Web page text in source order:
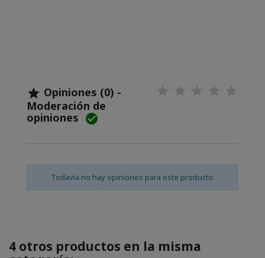
 Opiniones (0) -
Moderación de
opiniones 
Todavía no hay opiniones para este producto.
4 otros productos en la misma